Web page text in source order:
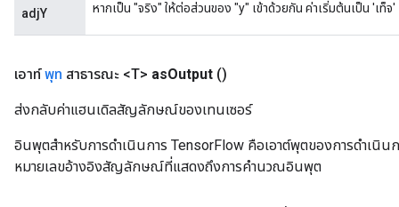
adjY หากเป็น "จริง" ให้ต่อส่วนของ "y" เข้าด้วยกัน ค่าเริ่มต้นเป็น 'เท็จ'
เอาท์พุท สาธารณะ <T> asOutput ()
ส่งกลับค่าแฮนเดิลสัญลักษณ์ของเทนเซอร์
อินพุตสำหรับการดำเนินการ TensorFlow คือเอาต์พุตของการดำเนิน
หมายเลขอ้างอิงสัญลักษณ์ที่แสดงถึงการคำนวณอินพุต